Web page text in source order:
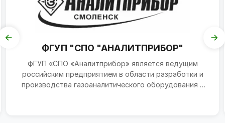
ФГУП "СПО "АНАЛИТПРИБОР"
ФГУП «СПО «Аналитприбор» является ведущим
российским предприятием в области разработки и
производства газоаналитического оборудования и